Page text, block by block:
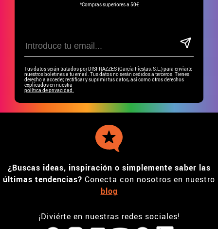
*Compras superiores a 50€
Tus datos serán tratados por DISFRAZZES (García Fiestas, S.L.) para enviarte
nuestros boletines a tu email. Tus datos no serán cedidos a terceros. Tienes
derecho a acceder, rectificar y suprimir tus datos, así como otros derechos
explicados en nuestra
política de privacidad.
¿Buscas ideas, inspiración o simplemente saber las
últimas tendencias? Conecta con nosotros en nuestro
blog
¡Diviérte en nuestras redes sociales!